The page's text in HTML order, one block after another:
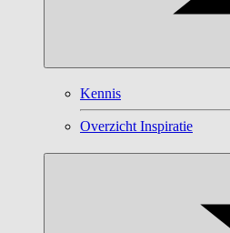
Kennis
Overzicht Inspiratie